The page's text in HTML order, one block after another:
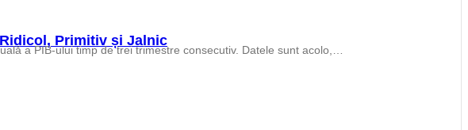
Primitiv și Jalnic
a PIB-ului timp de trei trimestre consecutiv. Datele sunt acolo,…